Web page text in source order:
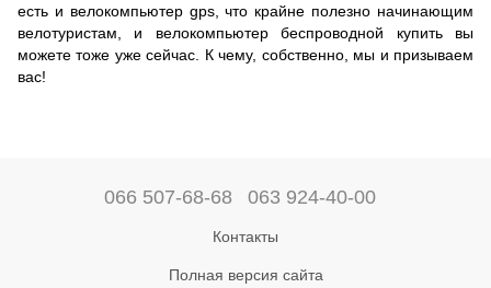
есть и велокомпьютер gps, что крайне полезно начинающим
велотуристам, и велокомпьютер беспроводной купить вы
можете тоже уже сейчас. К чему, собственно, мы и призываем
вас!
066 507-68-68 063 924-40-00
Контакты
Полная версия сайта